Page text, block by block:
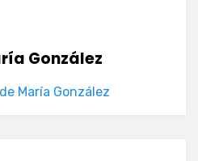
González
María González